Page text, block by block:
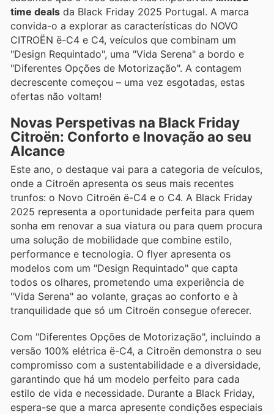
time deals da Black Friday 2025 Portugal. A marca
convida-o a explorar as características do NOVO
CITROËN ë-C4 e C4, veículos que combinam um
"Design Requintado", uma "Vida Serena" a bordo e
"Diferentes Opções de Motorização". A contagem
decrescente começou – uma vez esgotadas, estas
ofertas não voltam!
Novas Perspetivas na Black Friday
Citroën: Conforto e Inovação ao seu
Alcance
Este ano, o destaque vai para a categoria de veículos,
onde a Citroën apresenta os seus mais recentes
trunfos: o Novo Citroën ë-C4 e o C4. A Black Friday
2025 representa a oportunidade perfeita para quem
sonha em renovar a sua viatura ou para quem procura
uma solução de mobilidade que combine estilo,
performance e tecnologia. O flyer apresenta os
modelos com um "Design Requintado" que capta
todos os olhares, prometendo uma experiência de
"Vida Serena" ao volante, graças ao conforto e à
tranquilidade que só um Citroën consegue oferecer.
Com "Diferentes Opções de Motorização", incluindo a
versão 100% elétrica ë-C4, a Citroën demonstra o seu
compromisso com a sustentabilidade e a diversidade,
garantindo que há um modelo perfeito para cada
estilo de vida e necessidade. Durante a Black Friday,
espera-se que a marca apresente condições especiais